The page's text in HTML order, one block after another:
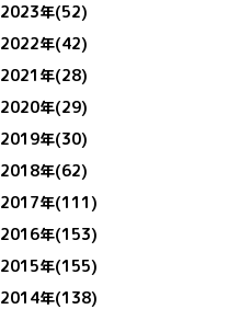
2023年(52)
2022年(42)
2021年(28)
2020年(29)
2019年(30)
2018年(62)
2017年(111)
2016年(153)
2015年(155)
2014年(138)